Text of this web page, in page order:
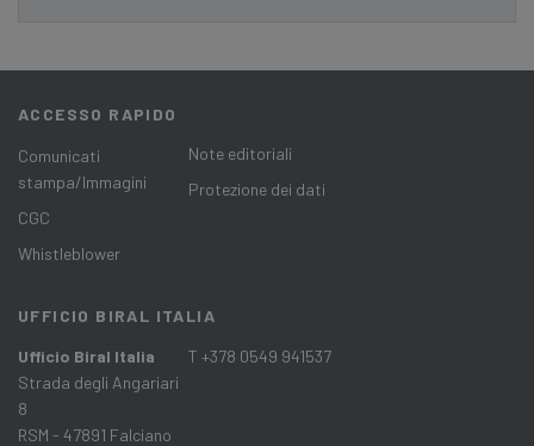
ACCESSO RAPIDO
Comunicati
stampa/Immagini
CGC
Whistleblower
Note editoriali
Protezione dei dati
UFFICIO BIRAL ITALIA
Ufficio Biral Italia
Strada degli Angariari
8
RSM - 47891 Falciano
T +378 0549 941537